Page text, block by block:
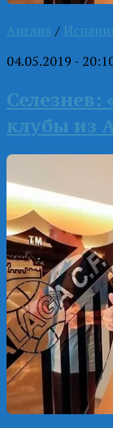
Англия /
04.05.2019 -
клубы из